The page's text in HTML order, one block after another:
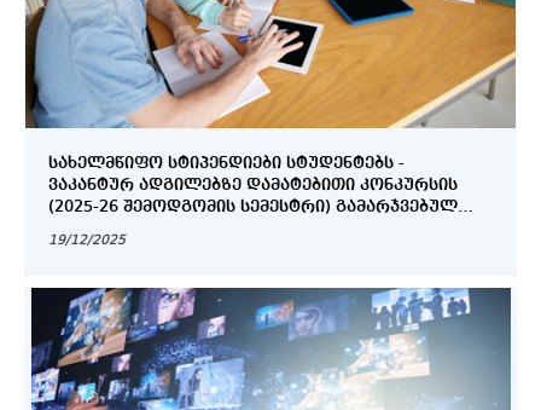
ᲡᲐᲮᲔᲚᲛᲬᲘᲤᲝ ᲡᲢᲘᲞᲔᲜᲓᲘᲔᲑᲘ ᲡᲢᲣᲓᲔᲜᲢᲔᲑᲡ -
ᲕᲐᲙᲐᲜᲢᲣᲠ ᲐᲓᲒᲘᲚᲔᲑᲖᲔ ᲓᲐᲛᲐᲢᲔᲑᲘᲗᲘ ᲙᲝᲜᲙᲣᲠᲡᲘᲡ
(2025-26 ᲨᲔᲛᲝᲓᲒᲝᲛᲘᲡ ᲡᲔᲛᲔᲡᲢᲠᲘ) ᲒᲐᲛᲐᲠᲯᲕᲔᲑᲣᲚ
19/12/2025